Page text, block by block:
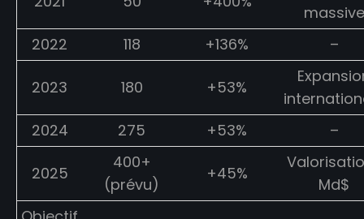
massive
2022
118 +136% –
2023 180 +53%
2024
275 +53% –
2025
400+
(prévu)
+45%
Md$